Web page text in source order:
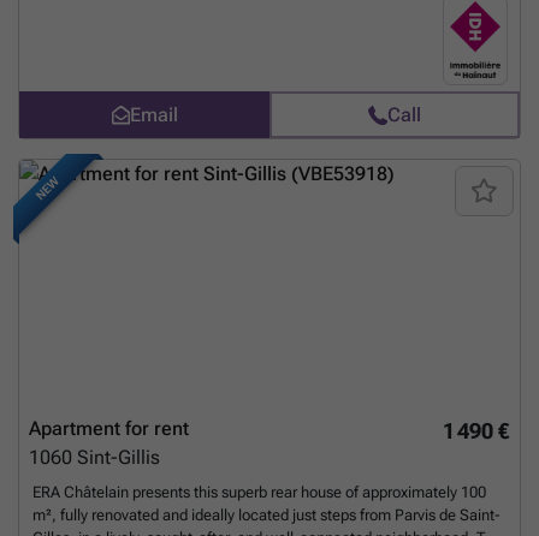
L’appartement bénéficie de prestations de qualité : chauffage central
au gaz, performance énergétique (PEB B), double vitrage et châssis
PVC. Vous profiterez également d’une agréable terrasse. Loyer :850 €
+ 60 € de provisions pour charges communes. Possibilité de garage :
70 €. Disponible à partir du 1er septembre Pour toute visite,
contactez-nous au ###
Email Call
NEW
1 490 €
Apartment for rent
1060 Sint-Gillis
ERA Châtelain presents this superb rear house of approximately 100
m², fully renovated and ideally located just steps from Parvis de Saint-